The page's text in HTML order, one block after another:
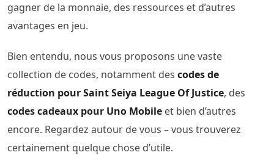
gagner de la monnaie, des ressources et d’autres
avantages en jeu.
Bien entendu, nous vous proposons une vaste
collection de codes, notamment des codes de
réduction pour Saint Seiya League Of Justice, des
codes cadeaux pour Uno Mobile et bien d’autres
encore. Regardez autour de vous – vous trouverez
certainement quelque chose d’utile.